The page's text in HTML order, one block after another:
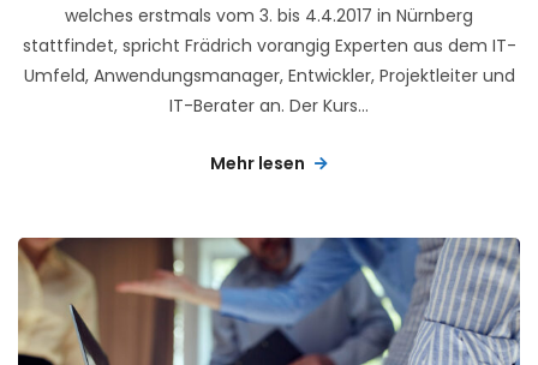
welches erstmals vom 3. bis 4.4.2017 in Nürnberg
stattfindet, spricht Frädrich vorangig Experten aus dem IT-
Umfeld, Anwendungsmanager, Entwickler, Projektleiter und
IT-Berater an. Der Kurs...
Mehr lesen